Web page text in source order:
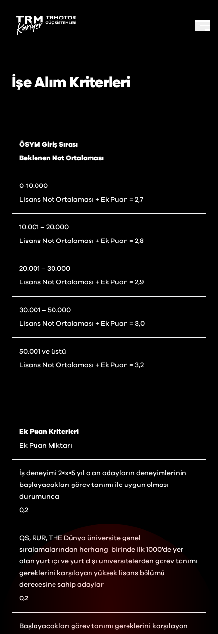
İşe Alım Kriterleri
ÖSYM Giriş Sırası
Beklenen Not Ortalaması
0-10.000
Lisans Not Ortalaması + Ek Puan = 2,7
10.001 – 20.000
Lisans Not Ortalaması + Ek Puan = 2,8
20.001 – 30.000
Lisans Not Ortalaması + Ek Puan = 2,9
30.001 – 50.000
Lisans Not Ortalaması + Ek Puan = 3,0
50.001 ve üstü
Lisans Not Ortalaması + Ek Puan = 3,2
Ek Puan Kriterleri
Ek Puan Miktarı
İş deneyimi 2<x<5 yıl olan adayların deneyimlerinin
başlayacakları görev tanımı ile uygun olması
durumunda
0,2
QS, RUR, THE Dünya üniversite genel
sıralamalarından herhangi birinde ilk 1000'de yer
alan yurt içi ve yurt dışı üniversitelerden görev tanımı
gereklerini karşılayan yüksek lisans bölümü
derecesine sahip adaylar
0,2
Başlayacakları görev tanımı gereklerini karşılayan